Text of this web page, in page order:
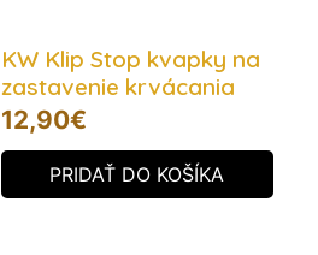
KW Klip Stop kvapky na
zastavenie krvácania
12,90€
PRIDAŤ DO KOŠÍKA